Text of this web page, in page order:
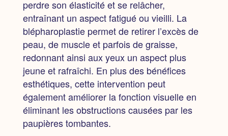
perdre son élasticité et se relâcher,
entraînant un aspect fatigué ou vieilli. La
blépharoplastie permet de retirer l’excès de
peau, de muscle et parfois de graisse,
redonnant ainsi aux yeux un aspect plus
jeune et rafraîchi. En plus des bénéfices
esthétiques, cette intervention peut
également améliorer la fonction visuelle en
éliminant les obstructions causées par les
paupières tombantes.